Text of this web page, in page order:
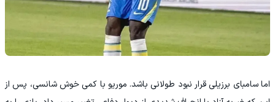
اما سامبای برزیلی قرار نبود طولانی باشد. موریو با کمی خوش‌ شانسی، پس از